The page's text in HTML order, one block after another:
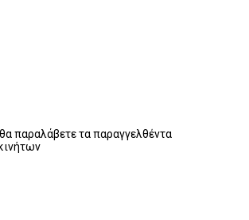
παραλάβετε τα παραγγελθέντα